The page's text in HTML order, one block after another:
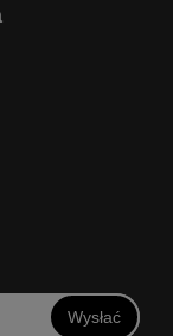
Wysłać